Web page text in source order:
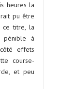
heures la
pu être
ce titre, la
pénible à
effets
course-
et peu